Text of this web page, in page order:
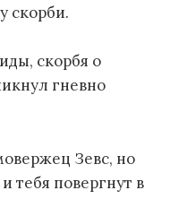
скорби.
скорбя о
гневно
Зевс, но
тебя повергнут в